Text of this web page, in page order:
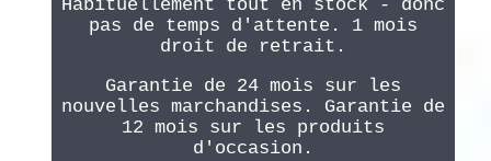
Habituellement tout en stock - donc
pas de temps d'attente. 1 mois
droit de retrait.
Garantie de 24 mois sur les
nouvelles marchandises. Garantie de
12 mois sur les produits
d'occasion.